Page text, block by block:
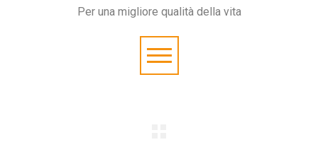
Per una migliore qualità della vita